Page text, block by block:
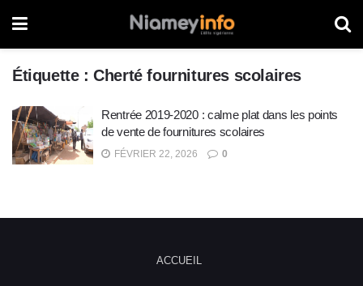
Étiquette :Cherté fournitures scolaires
Rentrée 2019-2020 : calme plat dans les points
de vente de fournitures scolaires
FÉVRIER 22, 2026 0
ACCUEIL